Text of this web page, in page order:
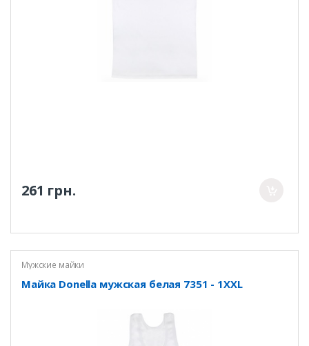
261 грн.
Мужские майки
Майка Donella мужская белая 7351 - 1XXL